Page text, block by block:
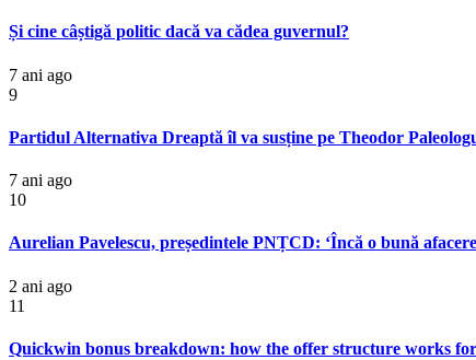
Și cine câștigă politic dacă va cădea guvernul?
7 ani ago
9
Partidul Alternativa Dreaptă îl va susține pe Theodor
7 ani ago
10
Aurelian Pavelescu, președintele PNȚCD: ‘Încă o bună
2 ani ago
11
Quickwin bonus breakdown: how the offer structure works